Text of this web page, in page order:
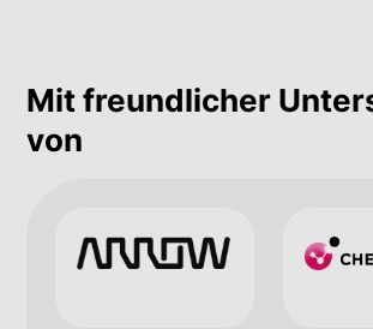
Mit freundlicher
von